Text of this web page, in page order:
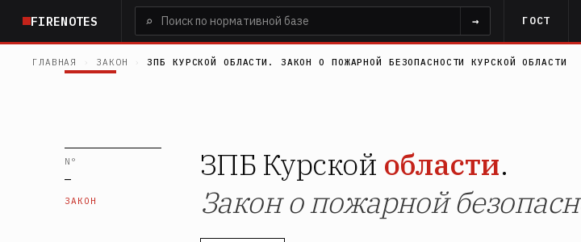
основному
содержанию
FIRENOTES ⌕ → ГОСТ
ГЛАВНАЯ ЗАКОН ЗПБ КУРСКОЙ ОБЛАСТИ. ЗАКОН О ПОЖАРНОЙ БЕЗОПАСНОСТИ КУРСКОЙ ОБЛАСТИ
N°
—
ЗАКОН
ЗПБ Курской области.
Закон о пожарной